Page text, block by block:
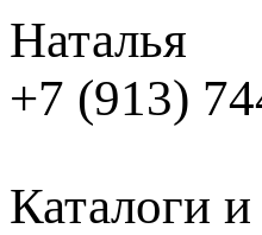
Наталья
+7 (913)
Каталоги